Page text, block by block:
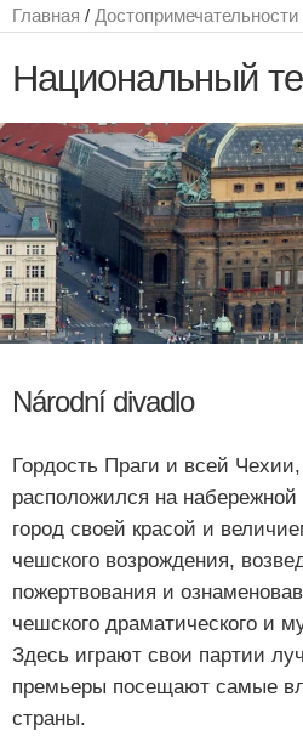
Главная / Достопримечательности
Национальный
Národní divadlo
Гордость Праги и всей
расположился на
город своей красой и
чешского возрождения,
пожертвования и
чешского драматического и
Здесь играют свои партии
премьеры посещают самые
страны.